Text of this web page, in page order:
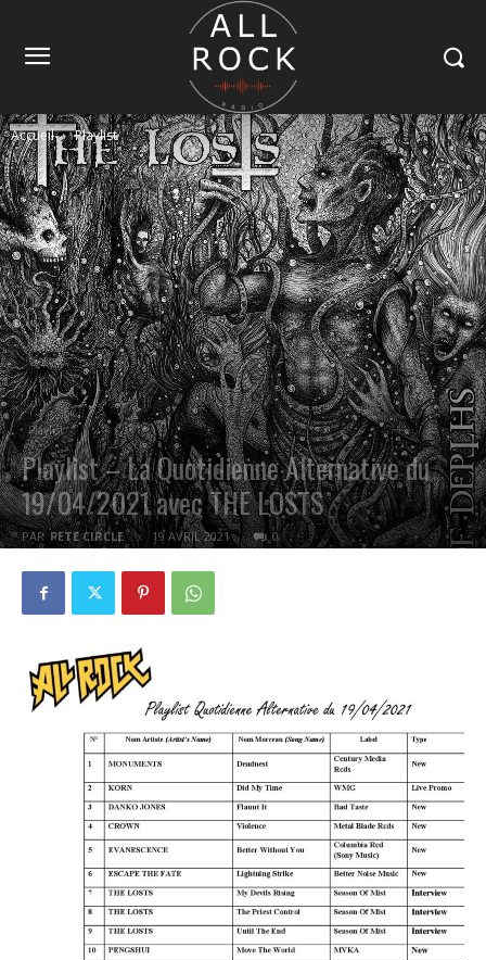
Accueil Playlist
Playlist
Playlist – La Quotidienne Alternative du
19/04/2021 avec THE LOSTS
PAR PETE CIRCLE 19 AVRIL 2021 0